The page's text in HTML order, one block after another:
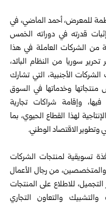
للمعرض، أحمد الماضي، في
قدرته في دوراته الخمس
من الشركات العاملة في هذا
تحرير سوريا من النظام البائد،
الأجنبية، التي تشارك
وخدماتها في السوق
وإقامة شراكات تجارية
لهذا القطاع الحيوي، بما
وتطوير الاقتصاد الوطني.
تسويقية لمنتجات الشركات
والمتخصصين، من رجال الأعمال
للاطلاع على المنتجات
والتعاون التجاري